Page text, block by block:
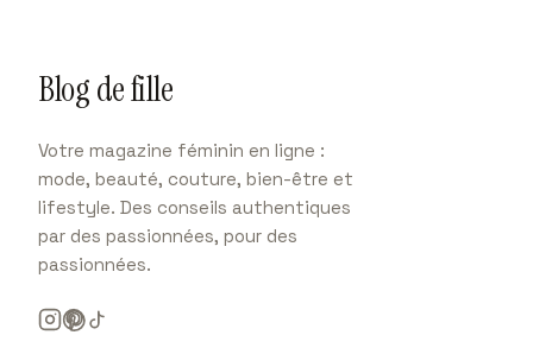
Blog de fille
Votre magazine féminin en ligne :
mode, beauté, couture, bien-être et
lifestyle. Des conseils authentiques
par des passionnées, pour des
passionnées.